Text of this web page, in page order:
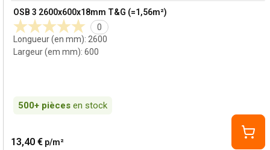
OSB 3 2600x600x18mm T&G (=1,56m²)
0
Longueur (en mm): 2600
Largeur (em mm):600
500+ pièces en stock
View product
13,40 € p/m²